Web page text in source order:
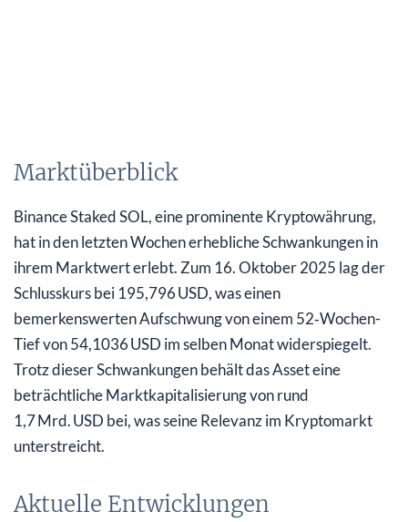
Marktüberblick
Binance Staked SOL, eine prominente Kryptowährung,
hat in den letzten Wochen erhebliche Schwankungen in
ihrem Marktwert erlebt. Zum 16. Oktober 2025 lag der
Schlusskurs bei 195,796 USD, was einen
bemerkenswerten Aufschwung von einem 52‑Wochen-
Tief von 54,1036 USD im selben Monat widerspiegelt.
Trotz dieser Schwankungen behält das Asset eine
beträchtliche Marktkapitalisierung von rund
1,7 Mrd. USD bei, was seine Relevanz im Kryptomarkt
unterstreicht.
Aktuelle Entwicklungen